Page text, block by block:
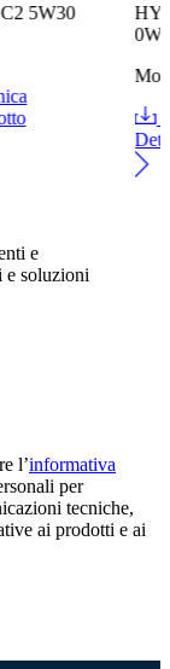
5W30
e
soluzioni
l’informativa
per
tecniche,
ai prodotti e ai